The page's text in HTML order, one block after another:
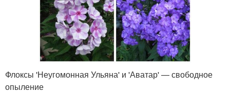
Флоксы 'Неугомонная Ульяна' и 'Аватар' — свободное
опыление